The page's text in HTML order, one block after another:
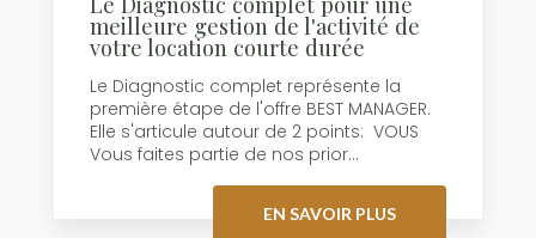
meilleure gestion de l'activité de
votre location courte durée
Le Diagnostic complet représente la
première étape de l'offre BEST MANAGER.
Elle s'articule autour de 2 points: VOUS
Vous faites partie de nos prior...
EN SAVOIR PLUS